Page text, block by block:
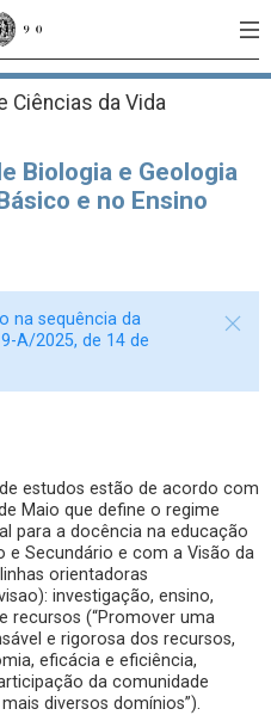
Ciências da Vida
Biologia e Geologia
e no Ensino
na sequência da
A/2025, de 14 de
estudos estão de acordo com
Maio que define o regime
para a docência na educação
e Secundário e com a Visão da
orientadoras
investigação, ensino,
recursos (“Promover uma
e rigorosa dos recursos,
eficácia e eficiência,
da comunidade
diversos domínios”).